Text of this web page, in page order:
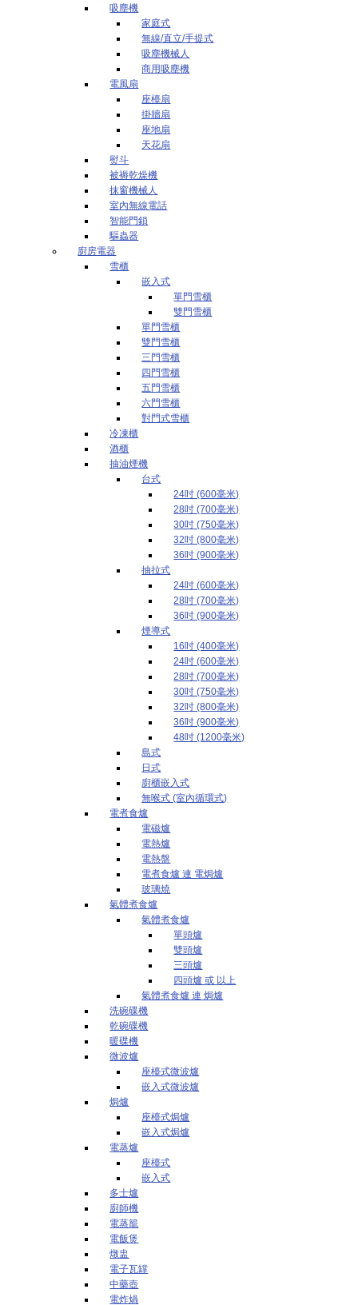
吸塵機
家庭式
無線/直立/手提式
吸塵機械人
商用吸塵機
電風扇
座檯扇
掛牆扇
座地扇
天花扇
熨斗
被褥乾燥機
抹窗機械人
室內無線電話
智能門鎖
驅蟲器
廚房電器
雪櫃
嵌入式
單門雪櫃
雙門雪櫃
單門雪櫃
雙門雪櫃
三門雪櫃
四門雪櫃
五門雪櫃
六門雪櫃
對門式雪櫃
冷凍櫃
酒櫃
抽油煙機
台式
24吋 (600毫米)
28吋 (700毫米)
30吋 (750毫米)
32吋 (800毫米)
36吋 (900毫米)
抽拉式
24吋 (600毫米)
28吋 (700毫米)
36吋 (900毫米)
煙導式
16吋 (400毫米)
24吋 (600毫米)
28吋 (700毫米)
30吋 (750毫米)
32吋 (800毫米)
36吋 (900毫米)
48吋 (1200毫米)
島式
日式
廚櫃嵌入式
無喉式 (室內循環式)
電煮食爐
電磁爐
電熱爐
電熱盤
電煮食爐 連 電焗爐
玻璃燒
氣體煮食爐
氣體煮食爐
單頭爐
雙頭爐
三頭爐
四頭爐 或 以上
氣體煮食爐 連 焗爐
洗碗碟機
乾碗碟機
暖碟機
微波爐
座檯式微波爐
嵌入式微波爐
焗爐
座檯式焗爐
嵌入式焗爐
電蒸爐
座檯式
嵌入式
多士爐
廚師機
電蒸籠
電飯煲
燉盅
電子瓦罉
中藥壺
電炸煱